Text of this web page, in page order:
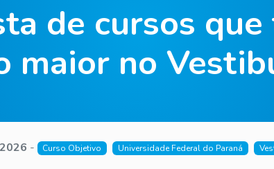
de cursos
maior no
- Curso Objetivo Universidade Federal do Paraná